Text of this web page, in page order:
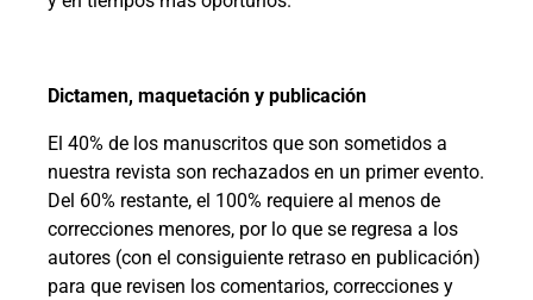
Dictamen, maquetación y publicación
El 40% de los manuscritos que son sometidos a
nuestra revista son rechazados en un primer evento.
Del 60% restante, el 100% requiere al menos de
correcciones menores, por lo que se regresa a los
autores (con el consiguiente retraso en publicación)
para que revisen los comentarios, correcciones y